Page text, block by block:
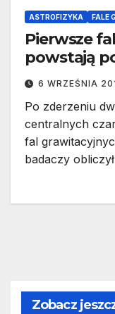
ASTROFIZYKA FALE
Pierwsze
powstają
6 WRZEŚNIA
Po zderzeniu
centralnych
fal
badaczy
Zobacz